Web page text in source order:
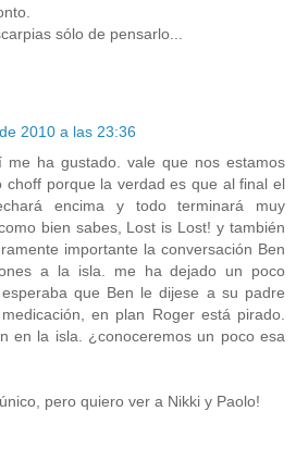
sólo de pensarlo...
2010 a las 23:36
ha gustado. vale que nos estamos
choff porque la verdad es que al final el
encima y todo terminará muy
bien sabes, Lost is Lost! y también
importante la conversación Ben
a la isla. me ha dejado un poco
que Ben le dijese a su padre
en plan Roger está pirado.
en la isla. ¿conoceremos un poco esa
pero quiero ver a Nikki y Paolo!